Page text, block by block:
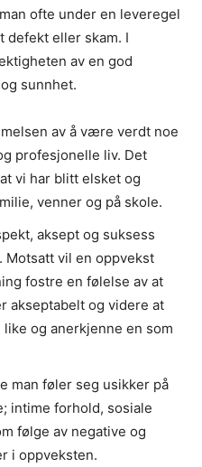
ofte under en leveregel
defekt eller skam. I
av en god
sunnhet.
av å være verdt noe
profesjonelle liv. Det
vi har blitt elsket og
venner og på skole.
aksept og suksess
vil en oppvekst
fostre en følelse av at
akseptabelt og videre at
og anerkjenne en som
man føler seg usikker på
intime forhold, sosiale
følge av negative og
i oppveksten.